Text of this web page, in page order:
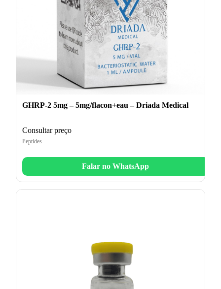
GHRP-2 5mg – 5mg/flacon+eau – Driada Medical
Consultar preço
Peptides
Falar no WhatsApp